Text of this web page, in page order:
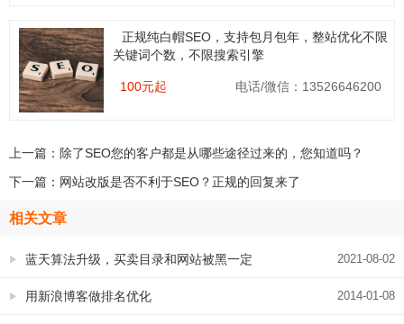
正规纯白帽SEO，支持包月包年，整站优化不限
关键词个数，不限搜索引擎
100元起 电话/微信：13526646200
上一篇： 除了SEO您的客户都是从哪些途径过来的，您知道吗？
下一篇： 网站改版是否不利于SEO？正规的回复来了
相关文章
2021-08-02
蓝天算法升级，买卖目录和网站被黑一定
要警惕了！ 2014-01-08
用新浪博客做排名优化